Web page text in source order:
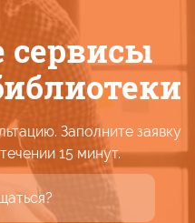
сервисы
Заполните заявку
15 минут.